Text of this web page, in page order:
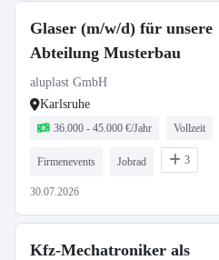
Glaser (m/w/d) für unsere
Abteilung Musterbau
aluplast GmbH
Karlsruhe
36.000 - 45.000 €/Jahr Vollzeit
Firmenevents Jobrad 3
30.07.2026
Kfz-Mechatroniker als